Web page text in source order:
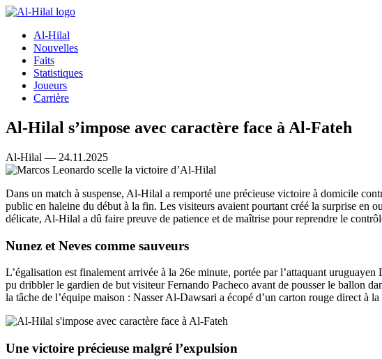
Al-Hilal
Nouvelles
Faits
Statistiques
Joueurs
Carrière
Al-Hilal s’impose avec caractère face à Al-Fateh
Al-Hilal — 24.11.2025
Dans un match à suspense, Al-Hilal a remporté une précieuse victoire à domicile
public en haleine du début à la fin. Les visiteurs avaient pourtant créé la surprise en
délicate, Al-Hilal a dû faire preuve de patience et de maîtrise pour reprendre le
Nunez et Neves comme sauveurs
L’égalisation est finalement arrivée à la 26e minute, portée par l’attaquant
pu dribbler le gardien de but visiteur Fernando Pacheco avant de pousser le ballon
la tâche de l’équipe maison : Nasser Al-Dawsari a écopé d’un carton rouge direct à
Une victoire précieuse malgré l’expulsion